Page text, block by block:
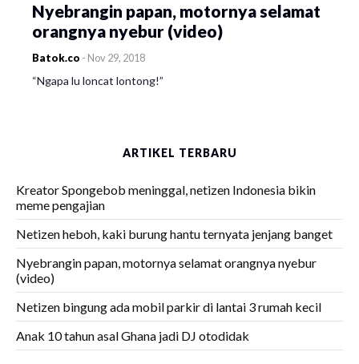
Nyebrangin papan, motornya selamat
orangnya nyebur (video)
Batok.co - Nov 29, 2018
“Ngapa lu loncat lontong!”
ARTIKEL TERBARU
Kreator Spongebob meninggal, netizen Indonesia bikin
meme pengajian
Netizen heboh, kaki burung hantu ternyata jenjang banget
Nyebrangin papan, motornya selamat orangnya nyebur
(video)
Netizen bingung ada mobil parkir di lantai 3 rumah kecil
Anak 10 tahun asal Ghana jadi DJ otodidak